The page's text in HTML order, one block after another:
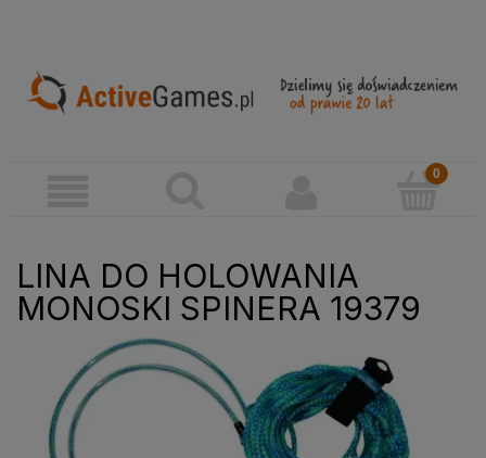
LINA DO HOLOWANIA
MONOSKI SPINERA 19379